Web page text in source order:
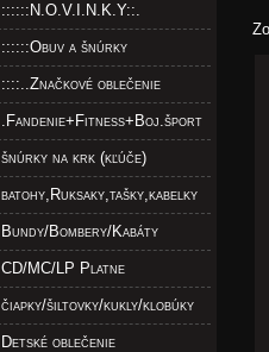
::::::N.O.V.I.N.K.Y::.
::::::Obuv a šnúrky
::::..Značkové oblečenie
.Fandenie+Fitness+Boj.šport
šnúrky na krk (kľúče)
batohy,Ruksaky,tašky,kabelky
Bundy/Bombery/Kabáty
CD/MC/LP Platne
čiapky/šiltovky/kukly/klobúky
Detské oblečenie